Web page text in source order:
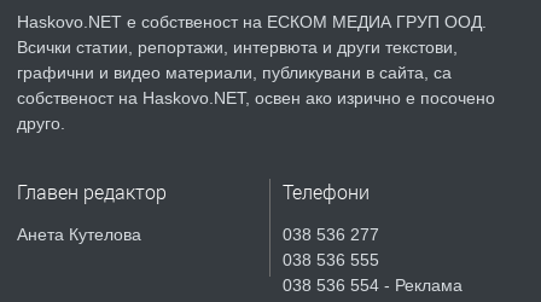
преди 4 дни
ПРЕДЛАГА
Продавам парцел в гр. Хасково кв.
СГЛОБЯВАНЕ НА МЕБЕЛИ.
Haskovo.NET е собственост на ЕСКОМ МЕДИА ГРУП ООД.
Всички статии, репортажи, интервюта и други текстови,
графични и видео материали, публикувани в сайта, са
собственост на Haskovo.NET, освен ако изрично е посочено
друго.
Главен редактор
Анета Кутелова
Телефони
038 536 277
038 536 555
038 536 554 - Реклама